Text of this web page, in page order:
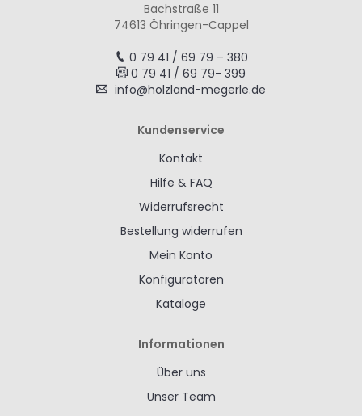
Bachstraße 11
74613 Öhringen-Cappel
0 79 41 / 69 79 – 380
0 79 41 / 69 79- 399
info@holzland-megerle.de
Kundenservice
Kontakt
Hilfe & FAQ
Widerrufsrecht
Bestellung widerrufen
Mein Konto
Konfiguratoren
Kataloge
Informationen
Über uns
Unser Team